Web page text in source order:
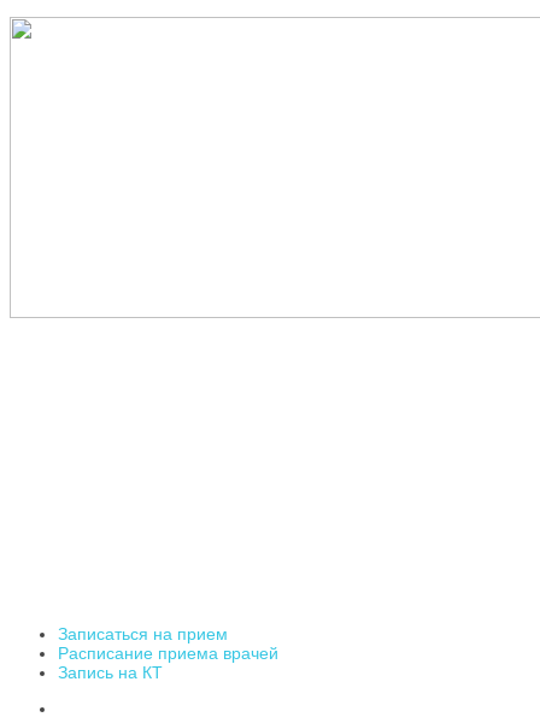
Записаться на прием
Расписание приема врачей
Запись на КТ